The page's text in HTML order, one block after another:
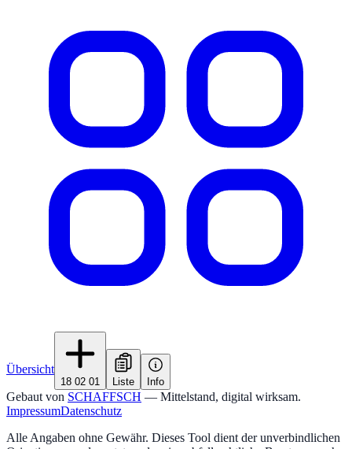
Übersicht
18 02 01 Liste Info
Gebaut von SCHAFFSCH — Mittelstand, digital wirksam.
ImpressumDatenschutz
Alle Angaben ohne Gewähr. Dieses Tool dient der unverbindlichen